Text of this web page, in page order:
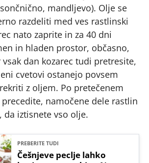
mandljevo). Olje se
razdeliti med ves rastlinski
nato zaprite in za 40 dni
in hladen prostor, občasno,
dan kozarec tudi pretresite,
cvetovi ostanejo povsem
z oljem. Po pretečenem
namočene dele rastlin
da iztisnete vso olje.
PREBERITE TUDI
Češnjeve peclje lahko